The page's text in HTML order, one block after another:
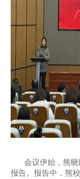
会议伊始，熊
报告。报告中，熊